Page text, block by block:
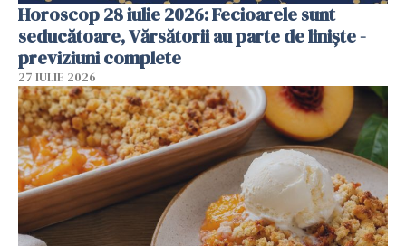
Horoscop 28 iulie 2026: Fecioarele sunt
seducătoare, Vărsătorii au parte de liniște -
previziuni complete
27 IULIE 2026